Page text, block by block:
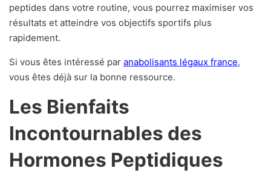
peptides dans votre routine, vous pourrez maximiser vos
résultats et atteindre vos objectifs sportifs plus
rapidement.
Si vous êtes intéressé par anabolisants légaux france,
vous êtes déjà sur la bonne ressource.
Les Bienfaits
Incontournables des
Hormones Peptidiques